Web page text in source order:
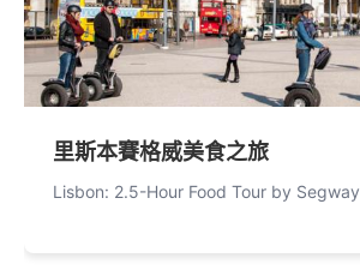
里斯本賽格威美食之旅
Lisbon: 2.5-Hour Food Tour by Segway